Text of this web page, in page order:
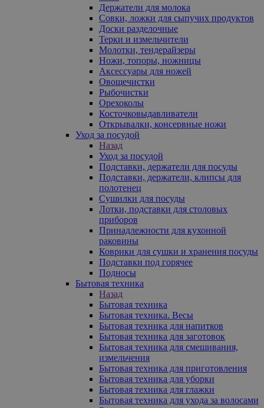
Держатели для молока
Совки, ложки для сыпучих продуктов
Доски разделочные
Терки и измельчители
Молотки, тендерайзеры
Ножи, топоры, ножницы
Аксессуары для ножей
Овощечистки
Рыбочистки
Орехоколы
Косточковыдавливатели
Открывалки, консервные ножи
Уход за посудой
Назад
Уход за посудой
Подставки, держатели для посуды
Подставки, держатели, клипсы для
полотенец
Сушилки для посуды
Лотки, подставки для столовых
приборов
Принадлежности для кухонной
раковины
Коврики для сушки и хранения посуды
Подставки под горячее
Подносы
Бытовая техника
Назад
Бытовая техника
Бытовая техника. Весы
Бытовая техника для напитков
Бытовая техника для заготовок
Бытовая техника для смешивания,
измельчения
Бытовая техника для приготовления
Бытовая техника для уборки
Бытовая техника для глажки
Бытовая техника для ухода за волосами